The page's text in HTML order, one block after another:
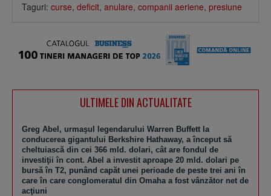
Taguri: curse, deficit, anulare, companii aeriene, presiune
ULTIMELE DIN ACTUALITATE
Greg Abel, urmaşul legendarului Warren Buffett la
conducerea gigantului Berkshire Hathaway, a început să
cheltuiască din cei 366 mld. dolari, cât are fondul de
investiţii în cont. Abel a investit aproape 20 mld. dolari pe
bursă în T2, punând capăt unei perioade de peste trei ani în
care în care conglomeratul din Omaha a fost vânzător net de
acţiuni